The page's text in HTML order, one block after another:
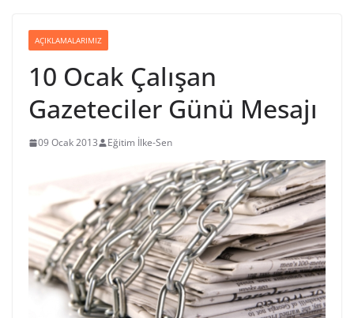
AÇIKLAMALARIMIZ
10 Ocak Çalışan
Gazeteciler Günü Mesajı
09 Ocak 2013 Eğitim İlke-Sen